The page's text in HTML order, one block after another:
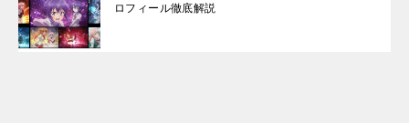
ロフィール徹底解説